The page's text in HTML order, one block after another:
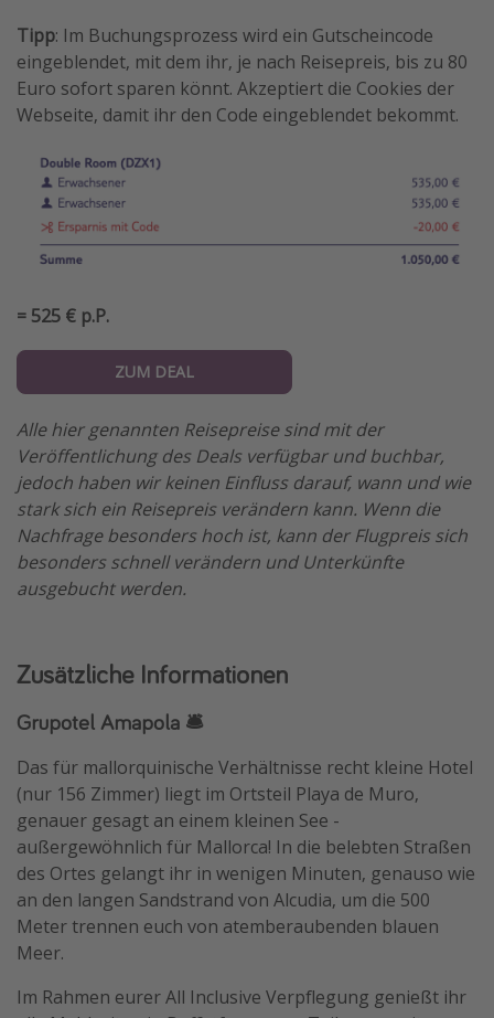
Tipp: Im Buchungsprozess wird ein Gutscheincode
eingeblendet, mit dem ihr, je nach Reisepreis, bis zu 80
Euro sofort sparen könnt. Akzeptiert die Cookies der
Webseite, damit ihr den Code eingeblendet bekommt.
= 525 € p.P.
ZUM DEAL
Alle hier genannten Reisepreise sind mit der
Veröffentlichung des Deals verfügbar und buchbar,
jedoch haben wir keinen Einfluss darauf, wann und wie
stark sich ein Reisepreis verändern kann. Wenn die
Nachfrage besonders hoch ist, kann der Flugpreis sich
besonders schnell verändern und Unterkünfte
ausgebucht werden.
Zusätzliche Informationen
Grupotel Amapola 🛎
Das für mallorquinische Verhältnisse recht kleine Hotel
(nur 156 Zimmer) liegt im Ortsteil Playa de Muro,
genauer gesagt an einem kleinen See -
außergewöhnlich für Mallorca! In die belebten Straßen
des Ortes gelangt ihr in wenigen Minuten, genauso wie
an den langen Sandstrand von Alcudia, um die 500
Meter trennen euch von atemberaubenden blauen
Meer.
Im Rahmen eurer All Inclusive Verpflegung genießt ihr